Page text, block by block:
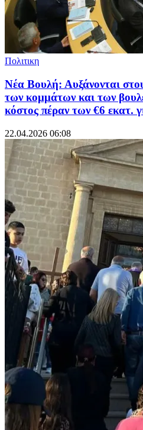
Πολιτικη
Νέα Βουλή: Αυξάνονται
των κομμάτων και των
κόστος πέραν των €6 εκατ.
22.04.2026 06:08